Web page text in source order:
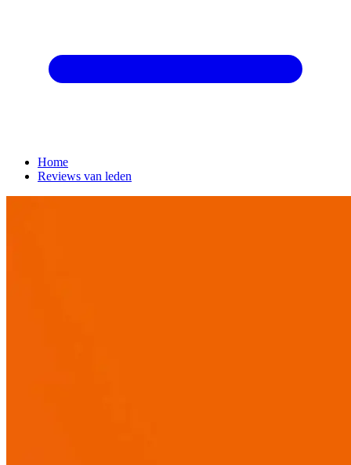
Home
Reviews van leden